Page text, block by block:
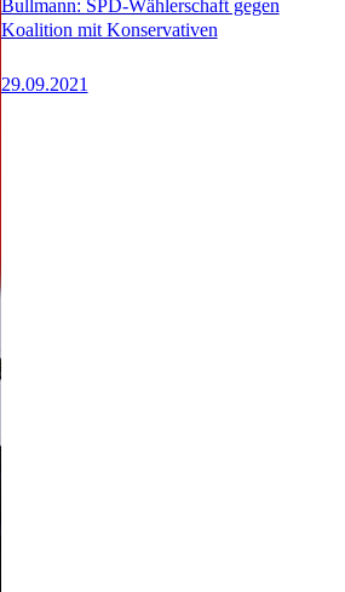
Bullmann: SPD-Wählerschaft gegen
Koalition mit Konservativen
29.09.2021